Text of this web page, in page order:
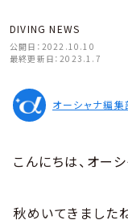
DIVING NEWS
公開日： 2022.10.10
最終更新日： 2023.1.7
オーシャナ編集
こんにちは、オー
秋めいてきました